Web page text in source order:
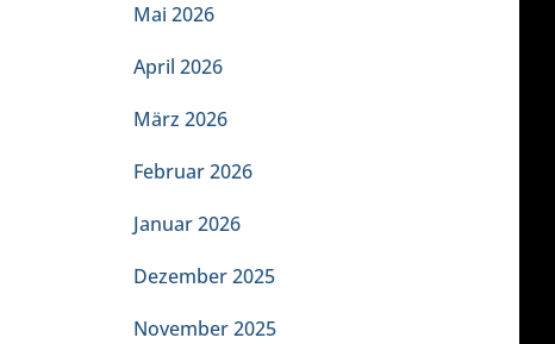
Mai 2026
April 2026
März 2026
Februar 2026
Januar 2026
Dezember 2025
November 2025